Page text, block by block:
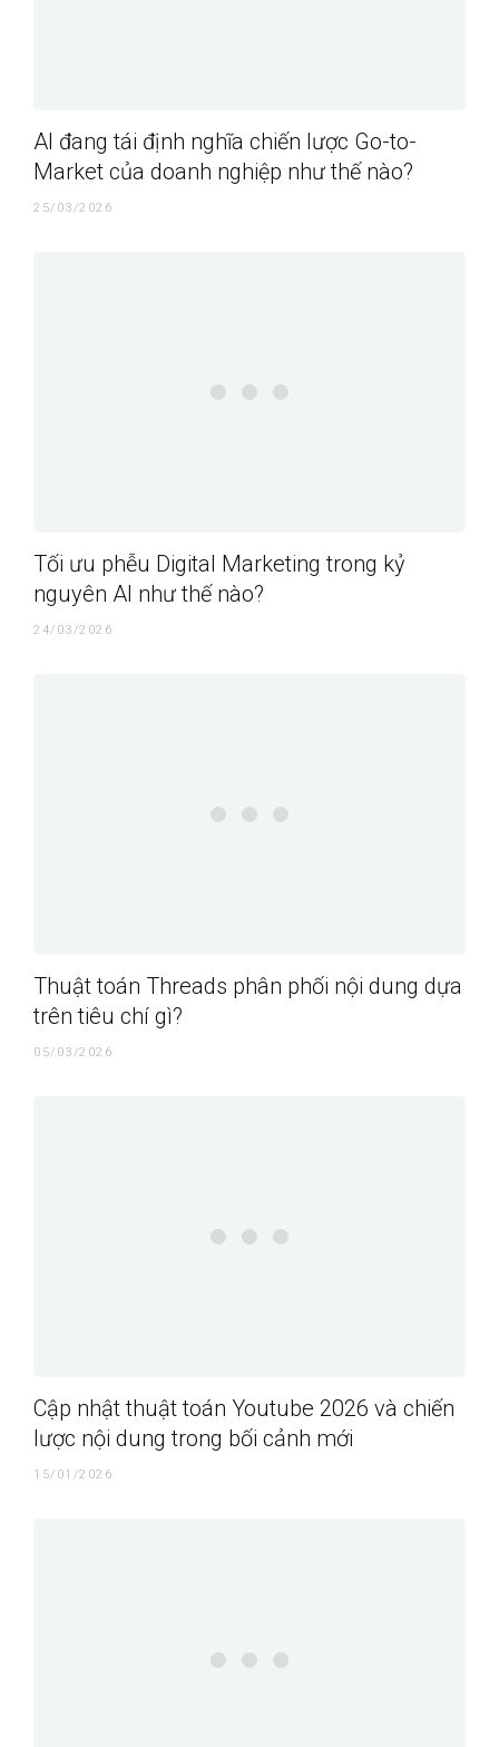
AI đang tái định nghĩa chiến lược Go-to-
Market của doanh nghiệp như thế nào?
25/03/2026
Tối ưu phễu Digital Marketing trong kỷ
nguyên AI như thế nào?
24/03/2026
Thuật toán Threads phân phối nội dung dựa
trên tiêu chí gì?
05/03/2026
Cập nhật thuật toán Youtube 2026 và chiến
lược nội dung trong bối cảnh mới
15/01/2026